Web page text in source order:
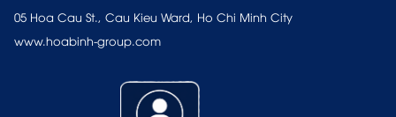
05 Hoa Cau St., Cau Kieu Ward, Ho Chi Minh City
www.hoabinh-group.com